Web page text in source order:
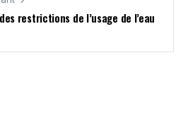
restrictions de l’usage de l’eau